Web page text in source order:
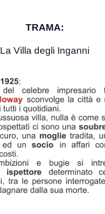
TRAMA:
La Villa degli Inganni